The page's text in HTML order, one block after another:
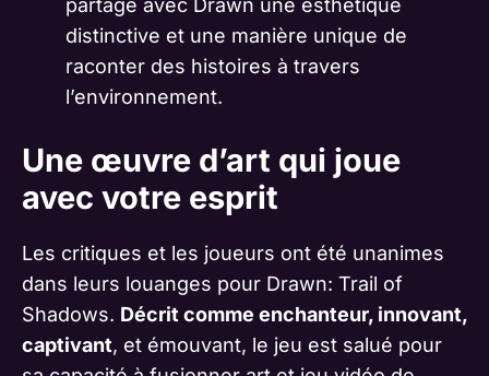
distinctive et une manière unique de
raconter des histoires à travers
l’environnement.
Une œuvre d’art qui joue
avec votre esprit
Les critiques et les joueurs ont été unanimes
dans leurs louanges pour Drawn: Trail of
Shadows. Décrit comme enchanteur, innovant,
captivant, et émouvant, le jeu est salué pour